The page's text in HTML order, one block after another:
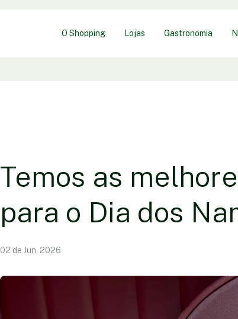
O Shopping Lojas Gastronomia
Temos as
para o Dia dos
02 de Jun, 2026